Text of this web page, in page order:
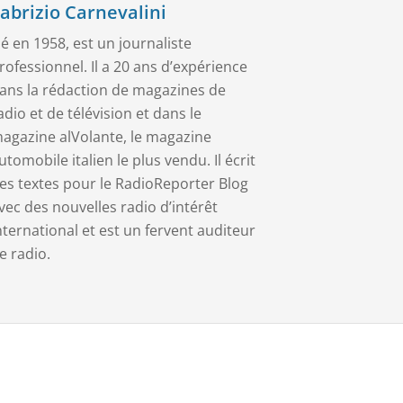
Carnevalini
en 1958, est un journaliste
Il a 20 ans d’expérience
la rédaction de magazines de
et de télévision et dans le
alVolante, le magazine
italien le plus vendu. Il écrit
textes pour le RadioReporter Blog
des nouvelles radio d’intérêt
et est un fervent auditeur
radio.